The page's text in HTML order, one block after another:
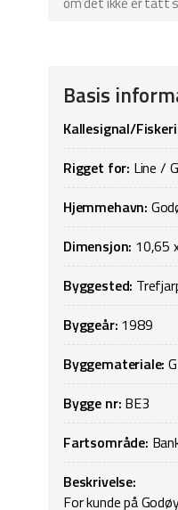
Basis
Kallesignal/
Rigget for: Line /
Hjemmehavn:
Dimensjon: 10,65
Byggested:
Byggeår: 1989
Byggemateriale:
Bygge nr: BE3
Fartsområde:
Beskrivelse:
For kunde på